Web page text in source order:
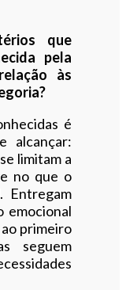
que
pela
às
é
alcançar:
limitam a
no que o
Entregam
emocional
primeiro
seguem